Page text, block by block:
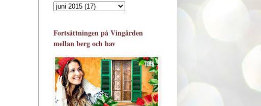
Fortsättningen på Vingården
mellan berg och hav